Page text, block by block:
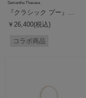
Samantha Thavasa
『クラシック プー』...
￥26,400(税込)
コラボ商品